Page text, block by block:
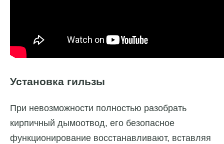
Установка гильзы
При невозможности полностью разобрать
кирпичный дымоотвод, его безопасное
функционирование восстанавливают, вставляя